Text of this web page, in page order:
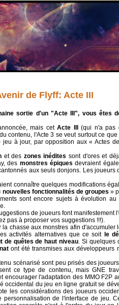
de Flyff: Acte III
sortie d'un "Acte III", vous êtes
mais cetActe III
(qui n'a pas
contenu, l'Acte 3 se veut surtout ce
jeu à jour, par opposition aux « Actes
et des zones inédites sont d'ores et
des monstres épiques devraient
aux seuls donjons. Les joueurs
connaître quelques modifications
nouvelles fonctionnalités de groupes »
sont encore sujets à évolution
de joueurs font manifestement
pas à proposer vos suggestions !!!).
chasse aux monstres afin
activités alternatives que ce soit le
de quêtes de haut niveau. Si quelques
ont été transmises aux développeurs
scénarisé sont peu prisés des
ce type de contenu, mais GNE
encourager l'adaptation des MMO F2P
occidental du jeu en ligne gratuit se
les considérations des joueurs
de l'interface de jeu.